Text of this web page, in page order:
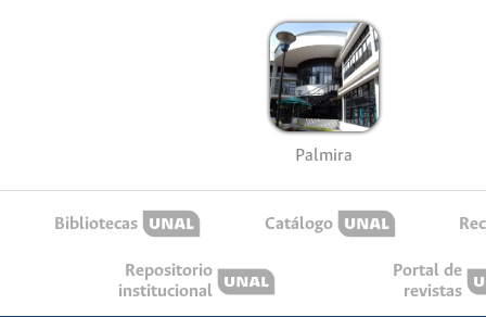
Palmira
Bibliotecas Catálogo
Repositorio
institucional
Portal de
revistas